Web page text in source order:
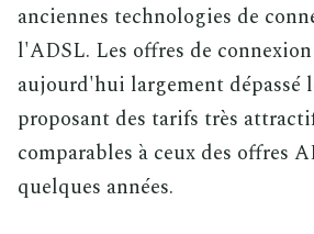
anciennes technologies de
l'ADSL. Les offres de
aujourd'hui largement dépassé
proposant des tarifs très
comparables à ceux des offres
quelques années.